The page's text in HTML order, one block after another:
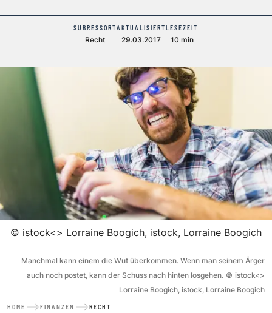
SUBRESSORT
Recht
AKTUALISIERT
29.03.2017
LESEZEIT
10 min
© istock<> Lorraine Boogich, istock, Lorraine Boogich
Manchmal kann einem die Wut überkommen. Wenn man seinem Ärger
auch noch postet, kann der Schuss nach hinten losgehen. © istock<>
Lorraine Boogich, istock, Lorraine Boogich
HOME FINANZEN RECHT